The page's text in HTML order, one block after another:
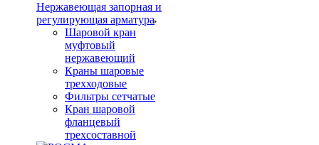
Нержавеющая запорная и
регулирующая арматура
Шаровой кран
муфтовый
нержавеющий
Краны шаровые
трехходовые
Фильтры сетчатые
Кран шаровой
фланцевый
трехсоставной